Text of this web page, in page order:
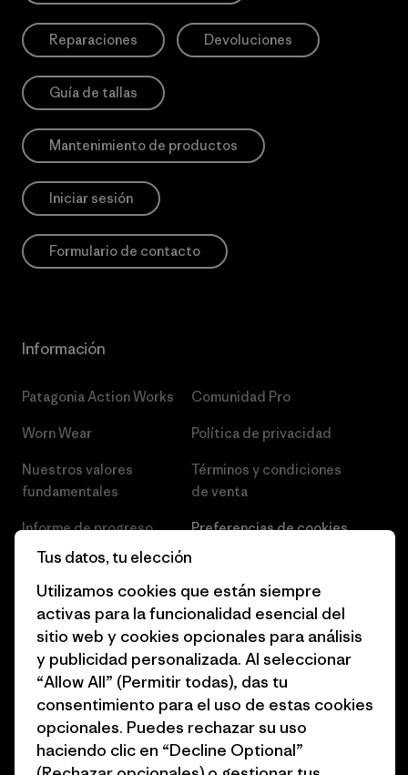
Reparaciones Devoluciones
Guía de tallas
Mantenimiento de productos
Iniciar sesión
Formulario de contacto
Información
Patagonia Action Works
Worn Wear
Nuestros valores
fundamentales
Informe de progreso
Business Unusual
Objetivos climáticos
1% for the Planet
Cómo financiamos
Tarjetas regalo
Encuentra una tienda
Comunidad Pro
Política de privacidad
Términos y condiciones
de venta
Preferencias de cookies
Empleo
Prensa
Programa para profesionales
del sector
Programa de afiliados
Mapa del sitio Patagonia
España
Tus datos, tu elección
Utilizamos cookies que están siempre
activas para la funcionalidad esencial del
sitio web y cookies opcionales para análisis
y publicidad personalizada. Al seleccionar
“Allow All” (Permitir todas), das tu
consentimiento para el uso de estas cookies
opcionales. Puedes rechazar su uso
haciendo clic en “Decline Optional”